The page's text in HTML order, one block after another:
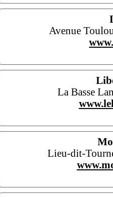
Avenue
La Basse
Lieu-dit-